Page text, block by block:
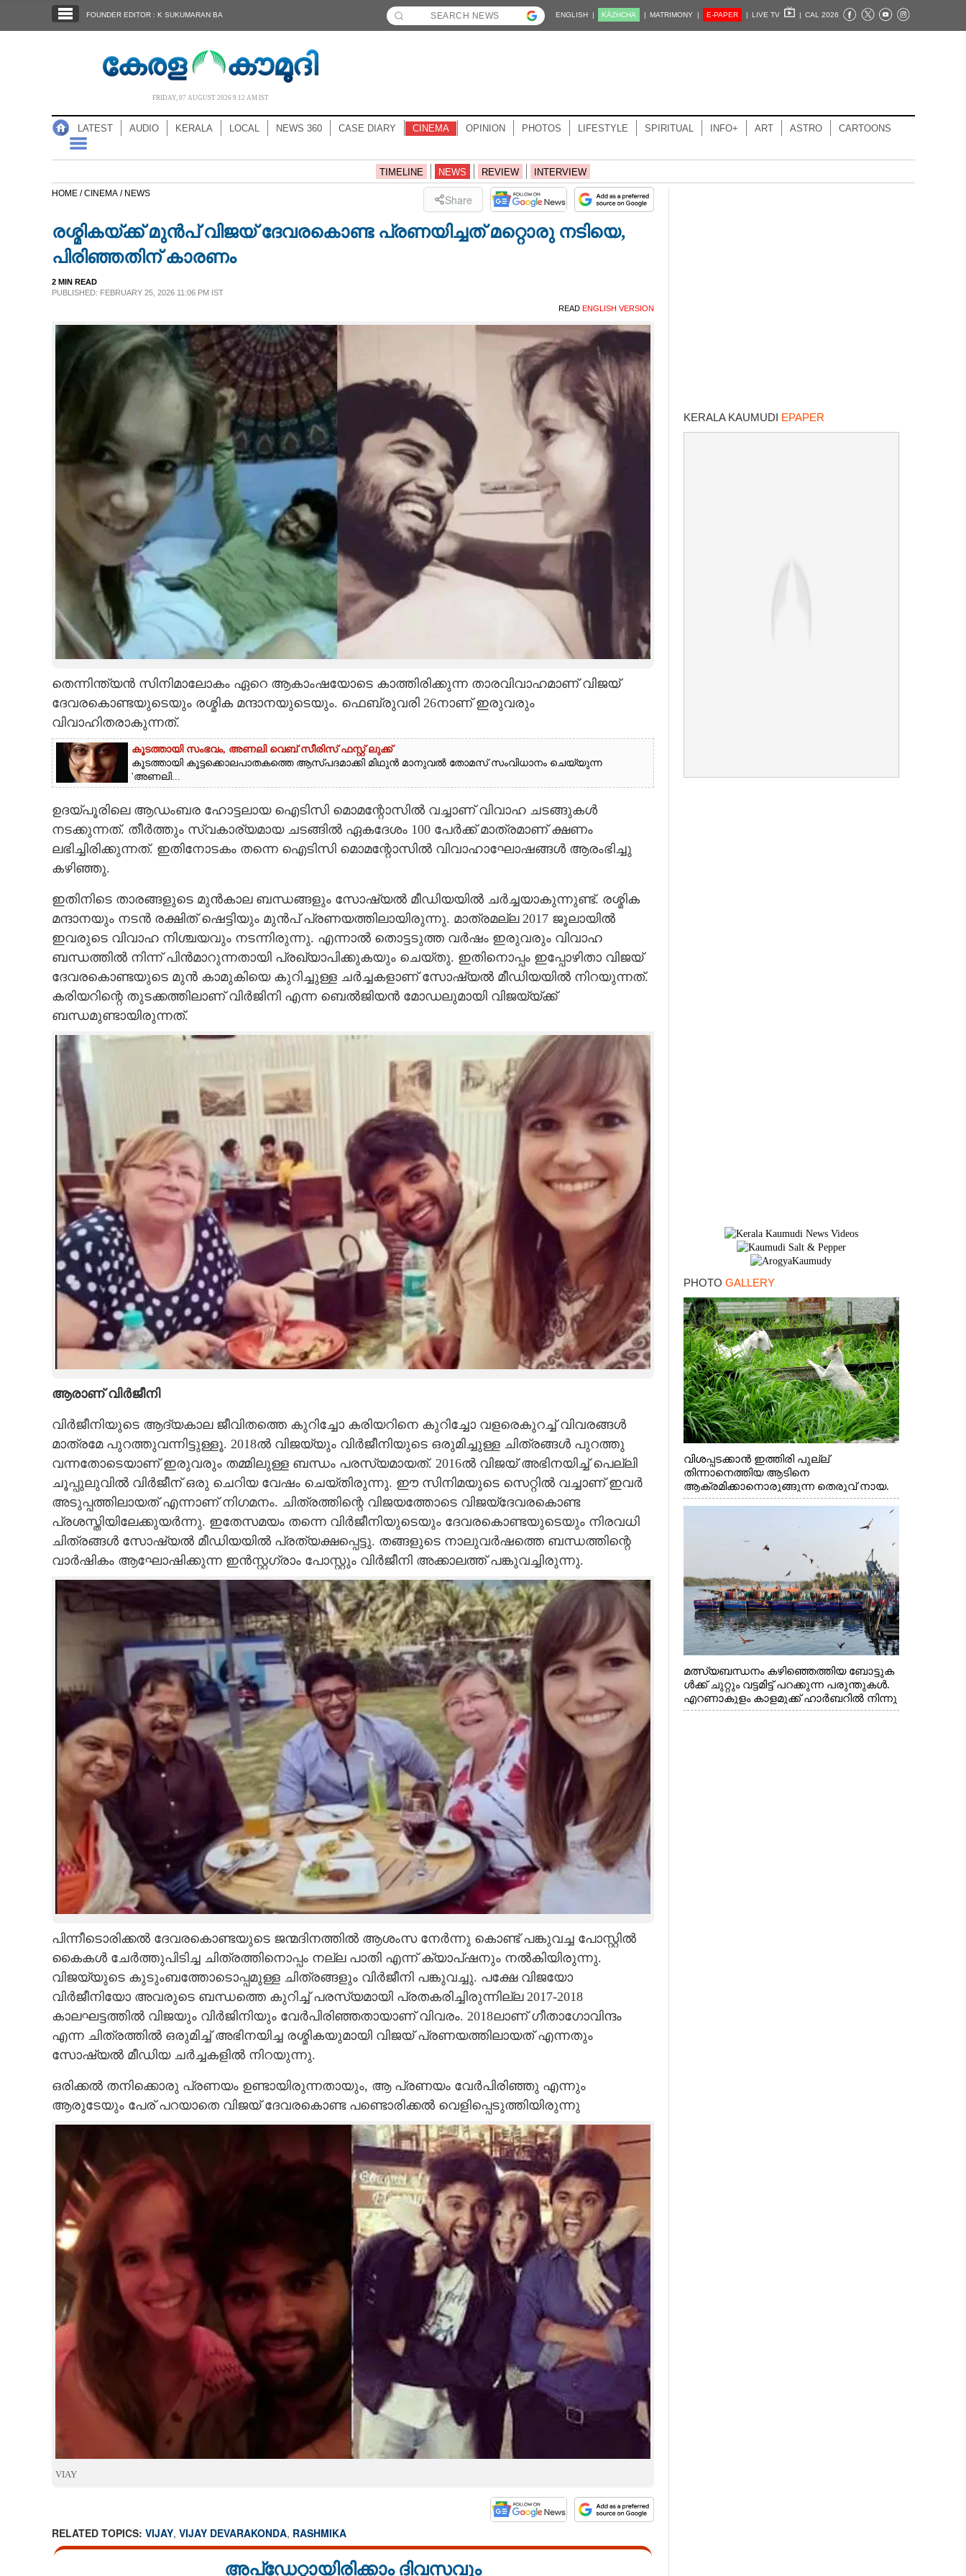
NOTIFIED NEWS
CASE DIARY
LIFESTYLE
LITERATURE
FOUNDER EDITOR : K SUKUMARAN BA ENGLISH | KĀZHCHA | MATRIMONY | E-PAPER | LIVE TV | CAL 2026
FRIDAY, 07 AUGUST 2026 9.12 AM IST
LATEST AUDIO KERALA LOCAL NEWS 360 CASE DIARY CINEMA OPINION PHOTOS LIFESTYLE SPIRITUAL INFO+ ART ASTRO CARTOONS
TIMELINE NEWS REVIEW INTERVIEW
HOME /CINEMA / NEWS Share
രശ്മികയ്ക്ക് മുൻപ് വിജയ് ദേവരകൊണ്ട പ്രണയിച്ചത് മറ്റൊരു നടിയെ,​
പിരിഞ്ഞതിന് കാരണം
2 MIN READ
PUBLISHED: FEBRUARY 25, 2026 11:06 PM IST
READ ENGLISH VERSION
തെന്നിന്ത്യൻ സിനിമാലോകം ഏറെ ആകാംഷയോടെ കാത്തിരിക്കുന്ന താരവിവാഹമാണ് വിജയ്
ദേവരകൊണ്ടയുടെയും രശ്മിക മന്ദാനയുടെയും. ഫെബ്രുവരി 26നാണ് ഇരുവരും
വിവാഹിതരാകുന്നത്.
കൂടത്തായി സംഭവം, അണലി വെബ് സീരിസ് ഫസ്റ്റ് ലുക്ക്
കൂടത്തായി കൂട്ടക്കൊലപാതകത്തെ ആസ്‌പദമാക്കി മിഥുൻ മാനുവൽ തോമസ് സംവിധാനം ചെയ്യുന്ന
'അണലി...
ഉദയ്പൂരിലെ ആഡംബര ഹോട്ടലായ ഐടിസി മൊമന്റോസിൽ വച്ചാണ് വിവാഹ ചടങ്ങുകൾ
നടക്കുന്നത്. തീർത്തും സ്വകാര്യമായ ചടങ്ങിൽ ഏകദേശം 100 പേർക്ക് മാത്രമാണ് ക്ഷണം
ലഭിച്ചിരിക്കുന്നത്. ഇതിനോടകം തന്നെ ഐടിസി മൊമന്റോസിൽ വിവാഹാഘോഷങ്ങൾ ആരംഭിച്ചു
കഴിഞ്ഞു.
ഇതിനിടെ താരങ്ങളുടെ മുൻകാല ബന്ധങ്ങളും സോഷ്യൽ മീഡിയയിൽ ചർച്ചയാകുന്നുണ്ട്. രശ്മിക
മന്ദാനയും നടൻ രക്ഷിത് ഷെട്ടിയും മുൻപ് പ്രണയത്തിലായിരുന്നു. മാത്രമല്ല 2017 ജൂലായിൽ
ഇവരുടെ വിവാഹ നിശ്ചയവും നടന്നിരുന്നു. എന്നാൽ തൊട്ടടുത്ത വർഷം ഇരുവരും വിവാഹ
ബന്ധത്തിൽ നിന്ന് പിൻമാറുന്നതായി പ്രഖ്യാപിക്കുകയും ചെയ്തു. ഇതിനൊപ്പം ഇപ്പോഴിതാ വിജയ്
ദേവരകൊണ്ടയുടെ മുൻ കാമുകിയെ കുറിച്ചുള്ള ചർച്ചകളാണ് സോഷ്യൽ മീഡിയയിൽ നിറയുന്നത്.
കരിയറിന്റെ തുടക്കത്തിലാണ് വിർജിനി എന്ന ബെൽജിയൻ മോഡലുമായി വിജയ്‌യ്ക്ക്
ബന്ധമുണ്ടായിരുന്നത്.
ആരാണ് വിർജീനി
വിർജീനിയുടെ ആദ്യകാല ജീവിതത്തെ കുറിച്ചോ കരിയറിനെ കുറിച്ചോ വളരെകുറച്ച് വിവരങ്ങൾ
മാത്രമേ പുറത്തുവന്നിട്ടുള്ളൂ. 2018ൽ വിജയ്‌യും വിർജീനിയുടെ ഒരുമിച്ചുള്ള ചിത്രങ്ങൾ പുറത്തു
വന്നതോടെയാണ് ഇരുവരും തമ്മിലുള്ള ബന്ധം പരസ്യമായത്. 2016ൽ വിജയ് അഭിനയിച്ച് പെല്ലി
ചൂപ്പുലുവിൽ വിർജീന് ഒരു ചെറിയ വേഷം ചെയ്തിരുന്നു. ഈ സിനിമയുടെ സെറ്റിൽ വച്ചാണ് ഇവർ
അടുപ്പത്തിലായത് എന്നാണ് നിഗമനം. ചിത്രത്തിന്റെ വിജയത്തോടെ വിജയ്ദേവരകൊണ്ട
പ്രശസ്തിയിലേക്കുയർന്നു. ഇതേസമയം തന്നെ വി‌ർജീനിയുടെയും ദേവരകൊണ്ടയുടെയും നിരവധി
ചിത്രങ്ങൾ സോഷ്യൽ മീഡിയയിൽ പ്രത്യക്ഷപ്പെട്ടു. തങ്ങളുടെ നാലുവർഷത്തെ ബന്ധത്തിന്റെ
വാർഷികം ആഘോഷിക്കുന്ന ഇൻസ്റ്റഗ്രാം പോസ്റ്റും വിർജീനി അക്കാലത്ത് പങ്കുവച്ചിരുന്നു.
പിന്നീടൊരിക്കൽ ദേവരകൊണ്ടയുടെ ജന്മദിനത്തിൽ ആശംസ നേർന്നു കൊണ്ട് പങ്കുവച്ച പോസ്റ്റിൽ
കൈകൾ ചേർത്തുപിടിച്ച ചിത്രത്തിനൊപ്പം നല്ല പാതി എന്ന് ക്യാപ്ഷനും നൽകിയിരുന്നു.
വിജ‌യ്‌യുടെ കുടുംബത്തോടൊപ്പമുള്ള ചിത്രങ്ങളും വിർജീനി പങ്കുവച്ചു. പക്ഷേ വിജയോ
വിർ‌ജീനിയോ അവരുടെ ബന്ധത്തെ കുറിച്ച് പരസ്യമായി പ്രതകരിച്ചിരുന്നില്ല 2017-2018
കാലഘട്ടത്തിൽ വിജയും വിർജിനിയും വേർപിരിഞ്ഞതായാണ് വിവരം. 2018ലാണ് ഗീതാഗോവിന്ദം
എന്ന ചിത്രത്തിൽ ഒരുമിച്ച് അഭിനയിച്ച രശ്മികയുമായി വിജയ് പ്രണയത്തിലായത് എന്നതും
സോഷ്യൽ മീഡിയ ച‌ർച്ചകളിൽ നിറയുന്നു.
ഒരിക്കൽ തനിക്കൊരു പ്രണയം ഉണ്ടായിരുന്നതായും, ആ പ്രണയം വേർപിരിഞ്ഞു എന്നും
ആരുടേയും പേര് പറയാതെ വിജയ് ദേവരകൊണ്ട പണ്ടൊരിക്കൽ വെളിപ്പെടുത്തിയിരുന്നു
VIAY
RELATED TOPICS: VIJAY, VIJAY DEVARAKONDA, RASHMIKA
അപ്ഡേറ്റായിരിക്കാം ദിവസവും
KERALA KAUMUDI EPAPER
PHOTO GALLERY
വിശപ്പടക്കാൻ ഇത്തിരി പുല്ല്
തിന്നാനെത്തിയ ആടിനെ
ആക്രമിക്കാനൊരുങ്ങുന്ന തെരുവ് നായ.
എറണാകുളം വാത്തുരുത്തിയിൽ നിന്നുള്ള
മത്സ്യബന്ധനം കഴിഞ്ഞെത്തിയ ബോട്ടുക
ൾക്ക് ചുറ്റും വട്ടമിട്ട് പറക്കുന്ന പരുന്തുകൾ.
എറണാകുളം കാളമുക്ക് ഹാർബറിൽ നിന്നു
ള്ള കാഴ്ച
രശ്മികയ്ക്ക് മുൻപ് വിജയ് ദേവരകൊണ്ട
പ്രണയിച്ചത് മറ്റൊരു നടിയെ,​
പിരിഞ്ഞതിന് കാരണം
Share this link
Copy Link